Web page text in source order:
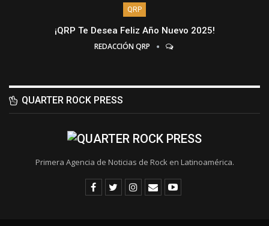
QRP
¡QRP Te Desea Feliz Año Nuevo 2025!
REDACCIÓN QRP
QUARTER ROCK PRESS
Primera Agencia de Noticias de Rock en Latinoamérica.